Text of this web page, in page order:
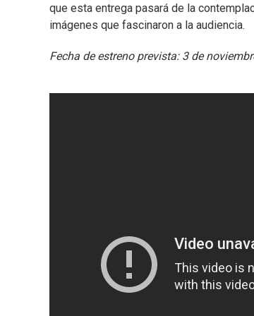
que esta entrega pasará de la
imágenes que fascinaron a la audiencia.
Fecha de estreno prevista: 3 de